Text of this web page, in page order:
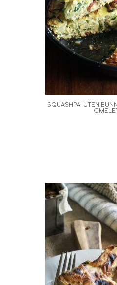
SQUASHPAI UTEN